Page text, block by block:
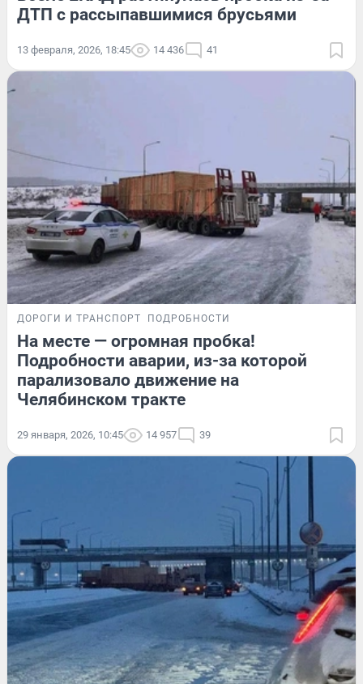
ДТП с рассыпавшимися брусьями
13 февраля, 2026, 18:45 14 436 41
ДОРОГИ И ТРАНСПОРТ ПОДРОБНОСТИ
На месте — огромная пробка!
Подробности аварии, из-за которой
парализовало движение на
Челябинском тракте
29 января, 2026, 10:45 14 957 39